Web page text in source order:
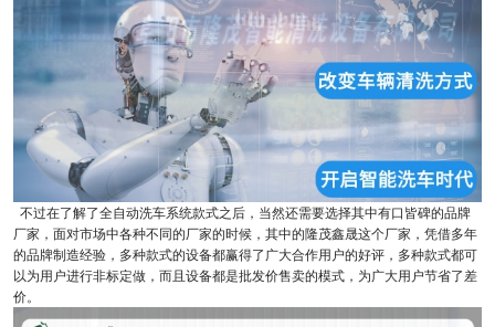
不过在了解了全自动洗车系统款式之后，当然还需要选择其中有口皆碑的品牌
厂家，面对市场中各种不同的厂家的时候，其中的隆茂鑫晟这个厂家，凭借多年
的品牌制造经验，多种款式的设备都赢得了广大合作用户的好评，多种款式都可
以为用户进行非标定做，而且设备都是批发价售卖的模式，为广大用户节省了差
价。